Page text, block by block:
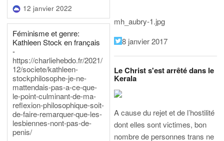
12 janvier 2022
Féminisme et genre:
Kathleen Stock en français
-
https://charliehebdo.fr/2021/
12/societe/kathleen-
stockphilosophe-je-ne-
mattendais-pas-a-ce-que-
le-point-culminant-de-ma-
reflexion-philosophique-soit-
de-faire-remarquer-que-les-
lesbiennes-nont-pas-de-
penis/
mh_aubry-1.jpg
8 janvier 2017
Le Christ s'est arrêté dans le
Kerala
A cause du rejet et de l’hostilité
dont elles sont victimes, bon
nombre de personnes trans ne